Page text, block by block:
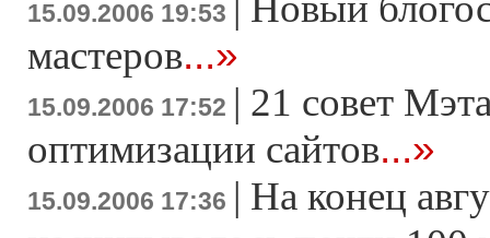
15.09.2006 19:53
мастеров...»
15.09.2006 17:52 | 21 совет
оптимизации сайтов...»
15.09.2006 17:36 | На конец